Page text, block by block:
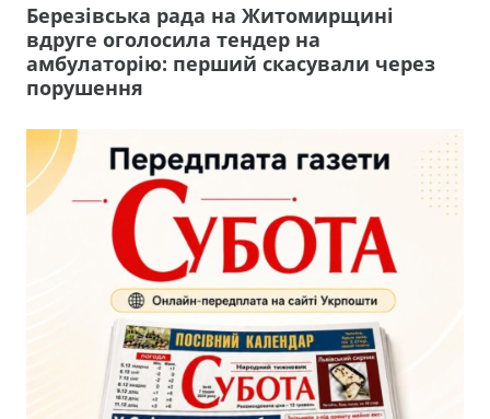
Березівська рада на Житомирщині
вдруге оголосила тендер на
амбулаторію: перший скасували через
порушення